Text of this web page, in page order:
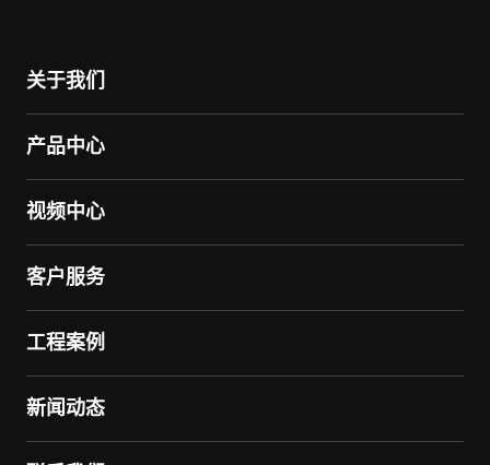
关于我们
产品中心
视频中心
客户服务
工程案例
新闻动态